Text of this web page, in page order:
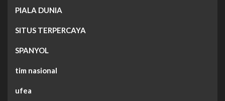
PIALA DUNIA
SITUS TERPERCAYA
SPANYOL
tim nasional
ufea